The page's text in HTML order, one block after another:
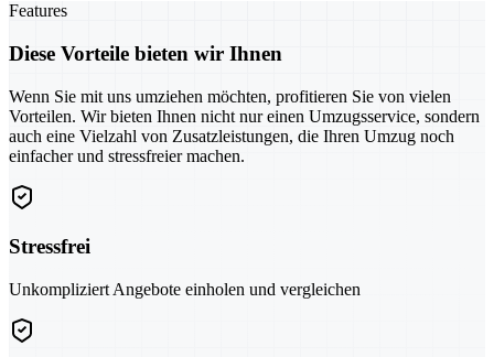
Features
Diese Vorteile bieten wir Ihnen
Wenn Sie mit uns umziehen möchten, profitieren Sie von vielen
Vorteilen. Wir bieten Ihnen nicht nur einen Umzugsservice, sondern
auch eine Vielzahl von Zusatzleistungen, die Ihren Umzug noch
einfacher und stressfreier machen.
Stressfrei
Unkompliziert Angebote einholen und vergleichen